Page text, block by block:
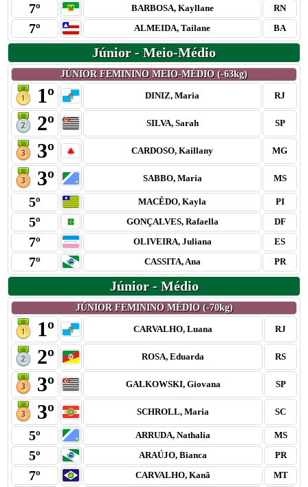
7º BARBOSA, Kayllane RN
7º ALMEIDA, Tailane BA
Júnior - Meio-Médio
JÚNIOR FEMININO MEIO-MÉDIO (-63kg)
1º DINIZ, Maria RJ
2º SILVA, Sarah SP
3º CARDOSO, Kaillany MG
3º SABBO, Maria MS
5º MACÊDO, Kayla PI
5º GONÇALVES, Rafaella DF
7º OLIVEIRA, Juliana ES
7º CASSITA, Ana PR
Júnior - Médio
JÚNIOR FEMININO MÉDIO (-70kg)
1º CARVALHO, Luana RJ
2º ROSA, Eduarda RS
3º GALKOWSKI, Giovana SP
3º SCHROLL, Maria SC
5º ARRUDA, Nathalia MS
5º ARAÚJO, Bianca PR
7º CARVALHO, Kanã MT